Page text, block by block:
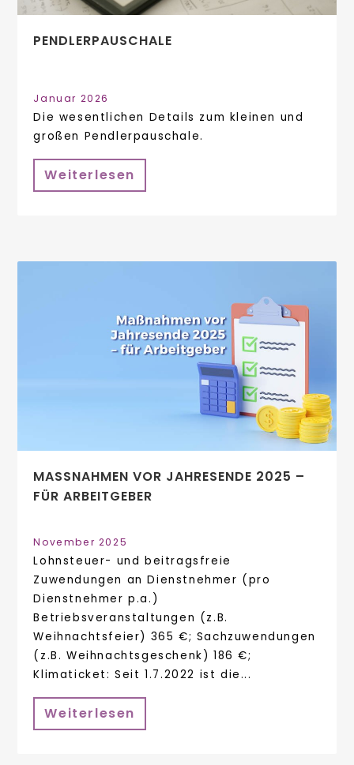
PENDLERPAUSCHALE
Januar 2026
Die wesentlichen Details zum kleinen und
großen Pendlerpauschale.
Weiterlesen
MASSNAHMEN VOR JAHRESENDE 2025 – F
ÜR ARBEITGEBER
November 2025
Lohnsteuer- und beitragsfreie
Zuwendungen an Dienstnehmer (pro
Dienstnehmer p.a.)
Betriebsveranstaltungen (z.B.
Weihnachtsfeier) 365 €; Sachzuwendungen
(z.B. Weihnachtsgeschenk) 186 €;
Klimaticket: Seit 1.7.2022 ist die...
Weiterlesen